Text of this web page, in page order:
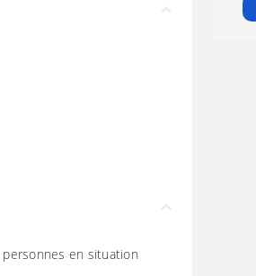
en situation